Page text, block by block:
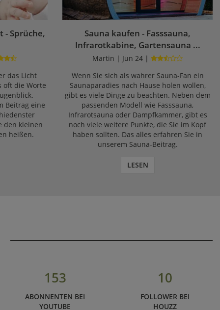
- Sprüche,
das Licht
oft die Worte
Beitrag eine
den kleinen
heißen.
Sauna kaufen - Fasssauna,
Infrarotkabine, Gartensauna ...
Martin | Jun 24 |
Wenn Sie sich als wahrer Sauna-Fan ein
Saunaparadies nach Hause holen wollen,
gibt es viele Dinge zu beachten. Neben dem
passenden Modell wie Fasssauna,
Infrarotsauna oder Dampfkammer, gibt es
noch viele weitere Punkte, die Sie im Kopf
haben sollten. Das alles erfahren Sie in
unserem Sauna-Beitrag.
LESEN
153
ABONNENTEN BEI
YOUTUBE
10
FOLLOWER BEI
HOUZZ